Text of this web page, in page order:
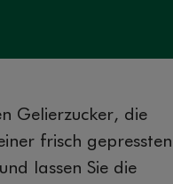
Gelierzucker, die
frisch gepressten
lassen Sie die